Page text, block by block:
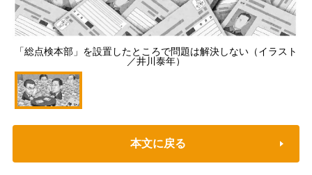
「総点検本部」を設置したところで問題は解決しない（イラスト
／井川泰年）
本文に戻る